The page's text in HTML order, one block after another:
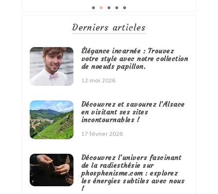
Derniers articles
Élégance incarnée : Trouvez
votre style avec notre collection
de noeuds papillon.
12 mai 2026
Découvrez et savourez l’Alsace
en visitant ses sites
incontournables !
17 février 2026
Découvrez l’univers fascinant
de la radiesthésie sur
phosphenisme.com : explorez
les énergies subtiles avec nous
!